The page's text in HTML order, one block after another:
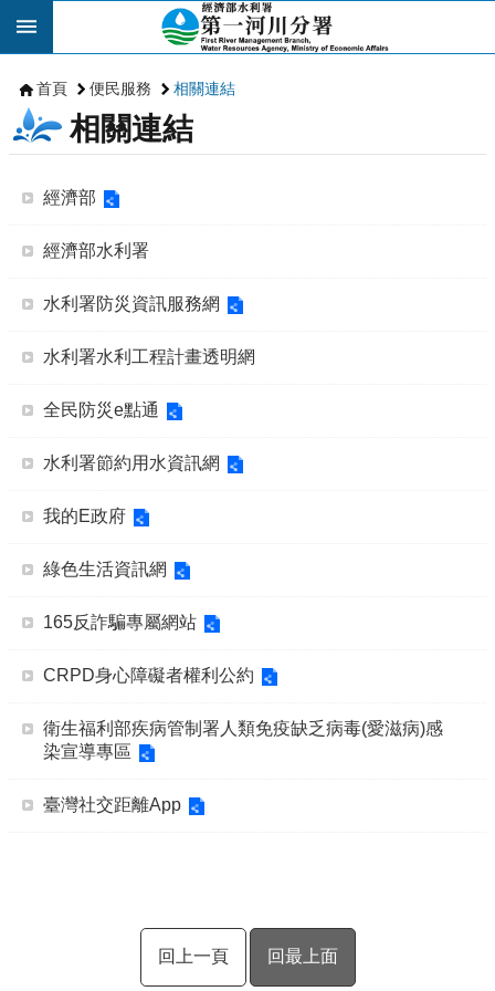
跳到主要內容區塊
首頁 便民服務 相關連結
相關連結
經濟部
經濟部水利署
水利署防災資訊服務網
水利署水利工程計畫透明網
全民防災e點通
水利署節約用水資訊網
我的E政府
綠色生活資訊網
165反詐騙專屬網站
CRPD身心障礙者權利公約
衛生福利部疾病管制署人類免疫缺乏病毒(愛滋病)感
染宣導專區
臺灣社交距離App
回上一頁 回最上面